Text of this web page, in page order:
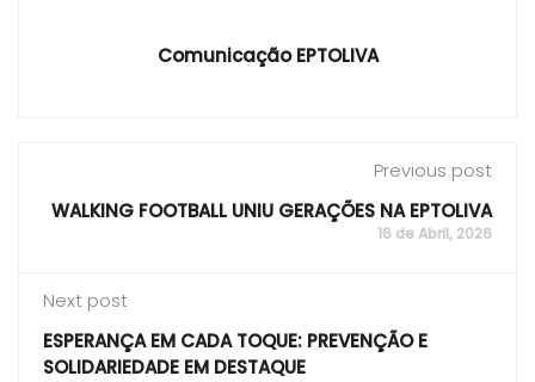
Comunicação EPTOLIVA
Previous post
WALKING FOOTBALL UNIU GERAÇÕES NA EPTOLIVA
16 de Abril, 2026
Next post
ESPERANÇA EM CADA TOQUE: PREVENÇÃO E
SOLIDARIEDADE EM DESTAQUE